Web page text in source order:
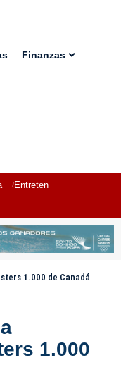
Finanzas
Entretenimiento
1.000 de Canadá
1.000